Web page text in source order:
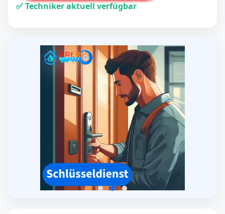
✅ Techniker aktuell verfügbar